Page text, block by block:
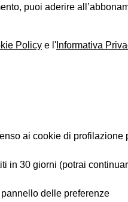
puoi aderire
Policy e l' Informativa
ai cookie di profilazione
in 30 giorni (potrai
delle preferenze